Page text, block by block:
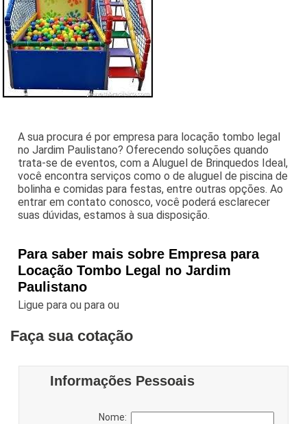
A sua procura é por empresa para locação tombo legal
no Jardim Paulistano? Oferecendo soluções quando
trata-se de eventos, com a Aluguel de Brinquedos Ideal,
você encontra serviços como o de aluguel de piscina de
bolinha e comidas para festas, entre outras opções. Ao
entrar em contato conosco, você poderá esclarecer
suas dúvidas, estamos à sua disposição.
Para saber mais sobre Empresa para
Locação Tombo Legal no Jardim
Paulistano
Ligue paraou paraou
Faça sua cotação
Informações Pessoais
Nome: